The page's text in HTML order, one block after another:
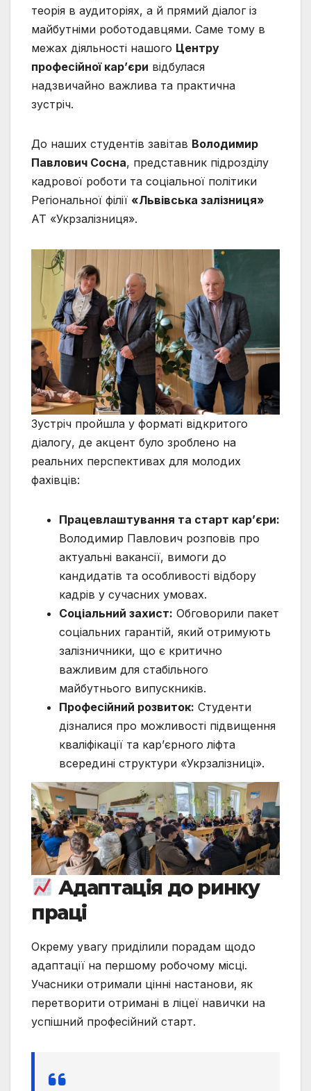
теорія в аудиторіях, а й прямий діалог із
майбутніми роботодавцями. Саме тому в
межах діяльності нашого Центру
професійної кар’єри відбулася
надзвичайно важлива та практична
зустріч.
До наших студентів завітав Володимир
Павлович Сосна, представник підрозділу
кадрової роботи та соціальної політики
Регіональної філії «Львівська залізниця»
АТ «Укрзалізниця».
Зустріч пройшла у форматі відкритого
діалогу, де акцент було зроблено на
реальних перспективах для молодих
фахівців:
Працевлаштування та старт кар’єри:
Володимир Павлович розповів про
актуальні вакансії, вимоги до
кандидатів та особливості відбору
кадрів у сучасних умовах.
Соціальний захист: Обговорили пакет
соціальних гарантій, який отримують
залізничники, що є критично
важливим для стабільного
майбутнього випускників.
Професійний розвиток: Студенти
дізналися про можливості підвищення
кваліфікації та кар’єрного ліфта
всередині структури «Укрзалізниці».
Адаптація до ринку
праці
Окрему увагу приділили порадам щодо
адаптації на першому робочому місці.
Учасники отримали цінні настанови, як
перетворити отримані в ліцеї навички на
успішний професійний старт.